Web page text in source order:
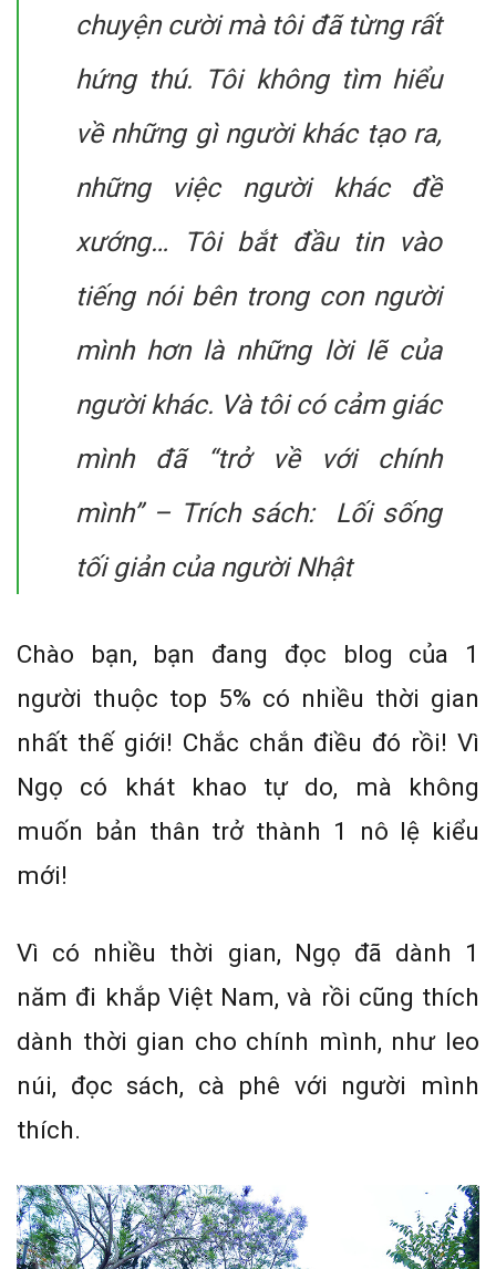
chuyện cười mà tôi đã từng rất
hứng thú. Tôi không tìm hiểu
về những gì người khác tạo ra,
những việc người khác đề
xướng… Tôi bắt đầu tin vào
tiếng nói bên trong con người
mình hơn là những lời lẽ của
người khác. Và tôi có cảm giác
mình đã “trở về với chính
mình” – Trích sách: Lối sống
tối giản của người Nhật
Chào bạn, bạn đang đọc blog của 1
người thuộc top 5% có nhiều thời gian
nhất thế giới! Chắc chắn điều đó rồi! Vì
Ngọ có khát khao tự do, mà không
muốn bản thân trở thành 1 nô lệ kiểu
mới!
Vì có nhiều thời gian, Ngọ đã dành 1
năm đi khắp Việt Nam, và rồi cũng thích
dành thời gian cho chính mình, như leo
núi, đọc sách, cà phê với người mình
thích.